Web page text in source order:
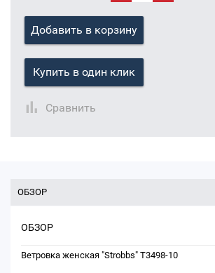
Добавить в корзину
Купить в один клик
Сравнить
ОБЗОР
ОБЗОР
Ветровка женская "Strobbs" T3498-10